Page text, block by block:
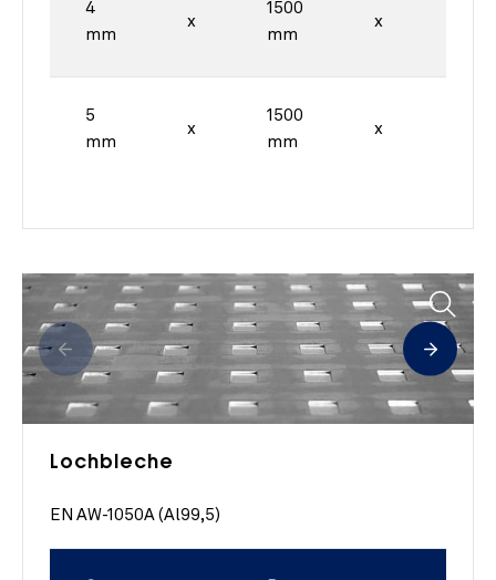
4
mm
x
1500
mm
x
5
mm
x
1500
mm
x
Lochbleche
EN AW-1050A (Al99,5)